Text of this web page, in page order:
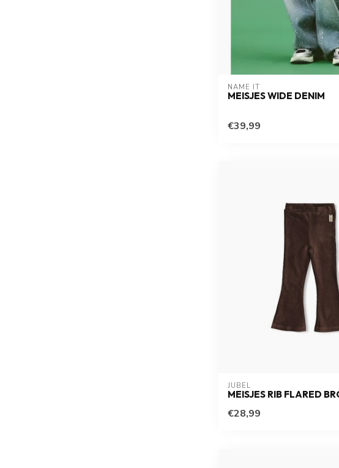
NAME IT
MEISJES WIDE DENIM
€39,99
JUBEL
MEISJES RIB FLARED
€28,99